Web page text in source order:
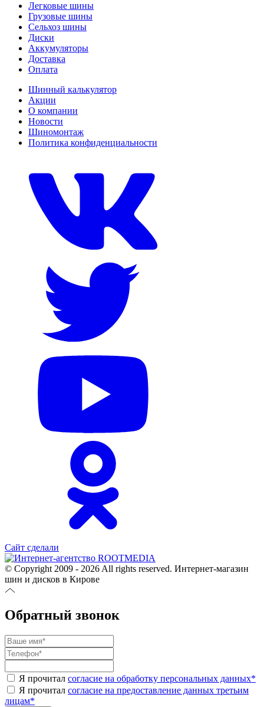
Легковые шины
Грузовые шины
Сельхоз шины
Диски
Аккумуляторы
Доставка
Оплата
Шинный калькулятор
Акции
О компании
Новости
Шиномонтаж
Политика конфиденциальности
Сайт сделали
© Copyright 2009 - 2026 All rights reserved. Интернет-магазин
шин и дисков в Кирове
Обратный звонок
Я прочитал согласие на обработку персональных данных*
Я прочитал согласие на предоставление данных третьим
лицам*